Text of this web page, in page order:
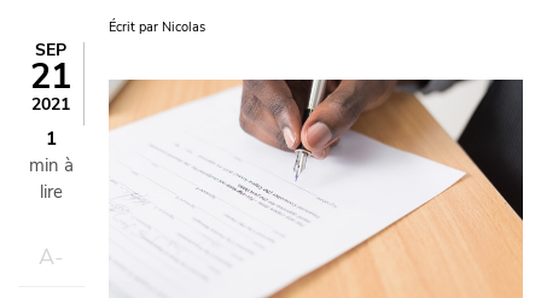
SEP
21
2021
1
min à
lire
A-
Écrit par Nicolas
Image